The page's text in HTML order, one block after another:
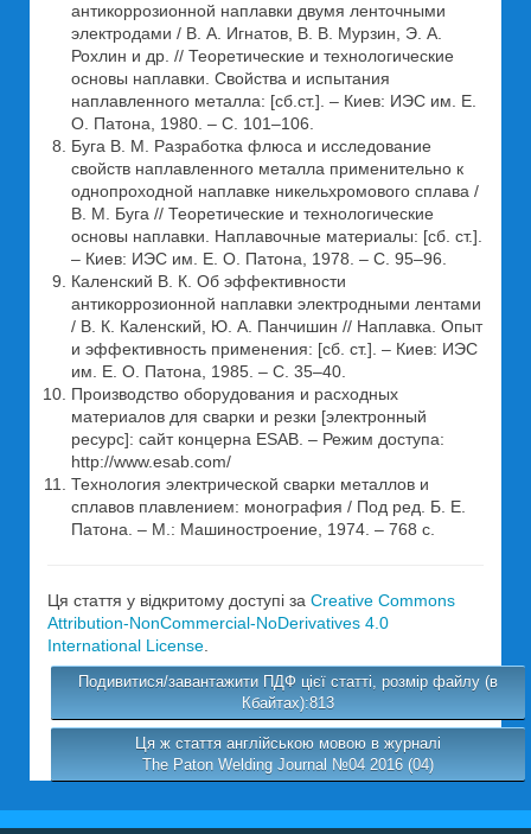
антикоррозионной наплавки двумя ленточными
электродами / В. А. Игнатов, В. В. Мурзин, Э. А.
Рохлин и др. // Теоретические и технологические
основы наплавки. Свойства и испытания
наплавленного металла: [сб.ст.]. – Киев: ИЭС им. Е.
О. Патона, 1980. – С. 101–106.
Буга В. М. Разработка флюса и исследование
свойств наплавленного металла применительно к
однопроходной наплавке никельхромового сплава /
В. М. Буга // Теоретические и технологические
основы наплавки. Наплавочные материалы: [сб. ст.].
– Киев: ИЭС им. Е. О. Патона, 1978. – С. 95–96.
Каленский В. К. Об эффективности
антикоррозионной наплавки электродными лентами
/ В. К. Каленский, Ю. А. Панчишин // Наплавка. Опыт
и эффективность применения: [сб. ст.]. – Киев: ИЭС
им. Е. О. Патона, 1985. – С. 35–40.
Производство оборудования и расходных
материалов для сварки и резки [электронный
ресурс]: сайт концерна ESAB. – Режим доступа:
http://www.esab.com/
Технология электрической сварки металлов и
сплавов плавлением: монография / Под ред. Б. Е.
Патона. – М.: Машиностроение, 1974. – 768 с.
Ця стаття у відкритому доступі за Creative Commons
Attribution-NonCommercial-NoDerivatives 4.0
International License.
Подивитися/завантажити ПДФ цієї статті, розмір файлу (в
Кбайтах):813
Ця ж стаття англійською мовою в журналі
The Paton Welding Journal №04 2016 (04)